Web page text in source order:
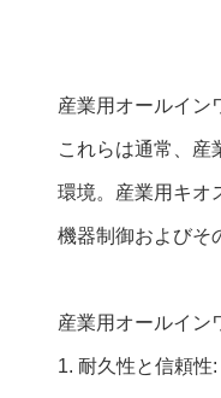
産業用オールイン
これらは通常、産
環境。産業用キオ
機器制御およびそ
産業用オールイン
1. 耐久性と信頼性